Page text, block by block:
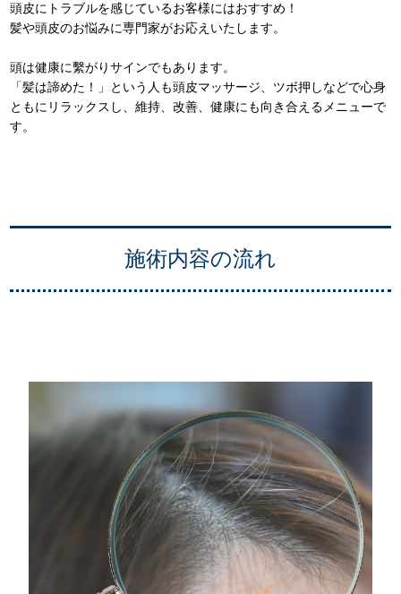
頭皮にトラブルを感じているお客様にはおすすめ！
髪や頭皮のお悩みに専門家がお応えいたします。
頭は健康に繫がりサインでもあります。
「髪は諦めた！」という人も頭皮マッサージ、ツボ押しなどで心身
ともにリラックスし、維持、改善、健康にも向き合えるメニューで
す。
施術内容の流れ